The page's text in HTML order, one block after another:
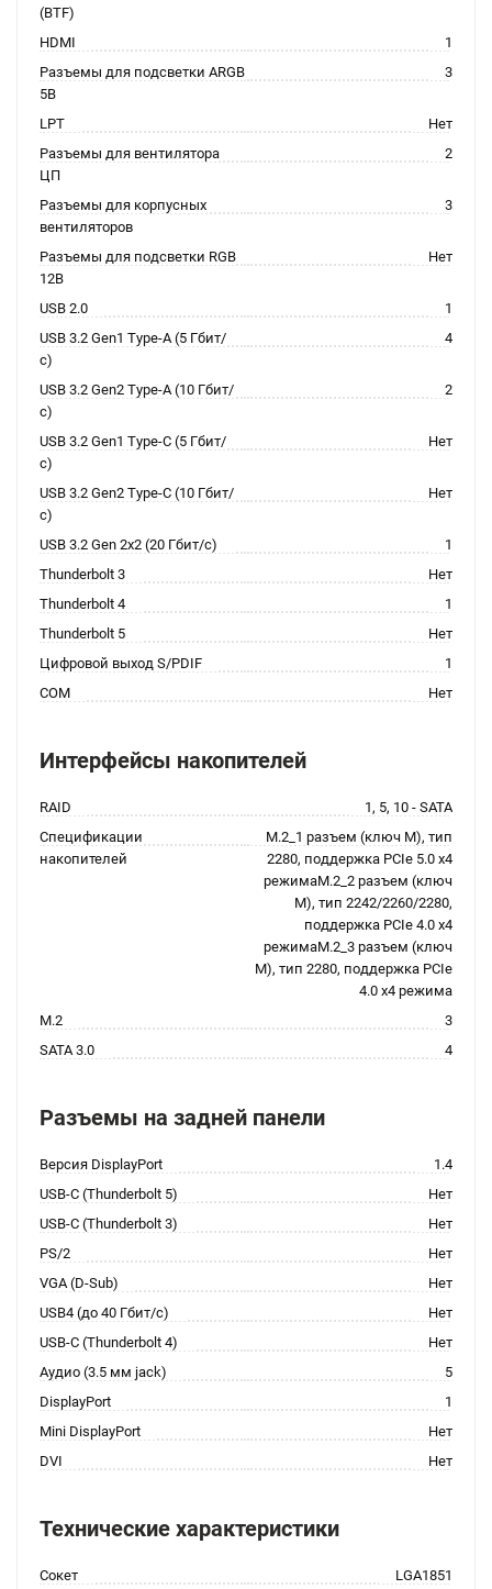
(BTF)
HDMI
1
Разъемы для подсветки ARGB
5В
3
LPT
Нет
Разъемы для вентилятора
ЦП
2
Разъемы для корпусных
вентиляторов
3
Разъемы для подсветки RGB
12В
Нет
USB 2.0
1
USB 3.2 Gen1 Type-A (5 Гбит/
с)
4
USB 3.2 Gen2 Type-A (10 Гбит/
с)
2
USB 3.2 Gen1 Type-C (5 Гбит/
с)
Нет
USB 3.2 Gen2 Type-C (10 Гбит/
с)
Нет
USB 3.2 Gen 2x2 (20 Гбит/с)
1
Thunderbolt 3
Нет
Thunderbolt 4
1
Thunderbolt 5
Нет
Цифровой выход S/PDIF
1
COM
Нет
Интерфейсы накопителей
RAID
1, 5, 10 - SATA
Спецификации
накопителей
M.2_1 разъем (ключ M), тип
2280, поддержка PCIe 5.0 x4
режимаM.2_2 разъем (ключ
M), тип 2242/2260/2280,
поддержка PCIe 4.0 x4
режимаM.2_3 разъем (ключ
M), тип 2280, поддержка PCIe
4.0 x4 режима
M.2
3
SATA 3.0
4
Разъемы на задней панели
Версия DisplayPort
1.4
USB-C (Thunderbolt 5)
Нет
USB-C (Thunderbolt 3)
Нет
PS/2
Нет
VGA (D-Sub)
Нет
USB4 (до 40 Гбит/с)
Нет
USB-C (Thunderbolt 4)
Нет
Аудио (3.5 мм jack)
5
DisplayPort
1
Mini DisplayPort
Нет
DVI
Нет
Технические характеристики
Сокет
LGA1851